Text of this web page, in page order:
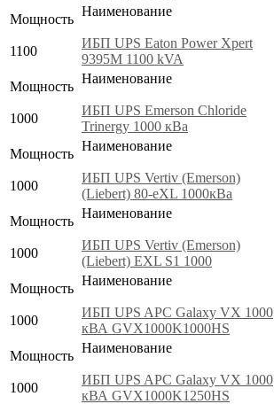
Мощность
1100
Наименование
ИБП UPS Eaton Power Xpert
9395M 1100 kVA
Мощность
1000
Наименование
ИБП UPS Emerson Chloride
Trinergy 1000 кВа
Мощность
1000
Наименование
ИБП UPS Vertiv (Emerson)
(Liebert) 80-eXL 1000кВа
Мощность
1000
Наименование
ИБП UPS Vertiv (Emerson)
(Liebert) EXL S1 1000
Мощность
1000
Наименование
ИБП UPS APC Galaxy VX 1000
кВА GVX1000K1000HS
Мощность
1000
Наименование
ИБП UPS APC Galaxy VX 1000
кВА GVX1000K1250HS